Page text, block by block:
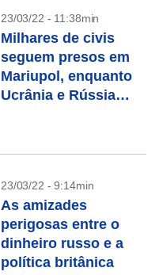
23/03/22 - 11:38min
Milhares de civis
seguem presos em
Mariupol, enquanto
Ucrânia e Rússia
23/03/22 - 9:14min
As amizades
perigosas entre o
dinheiro russo e a
política britânica